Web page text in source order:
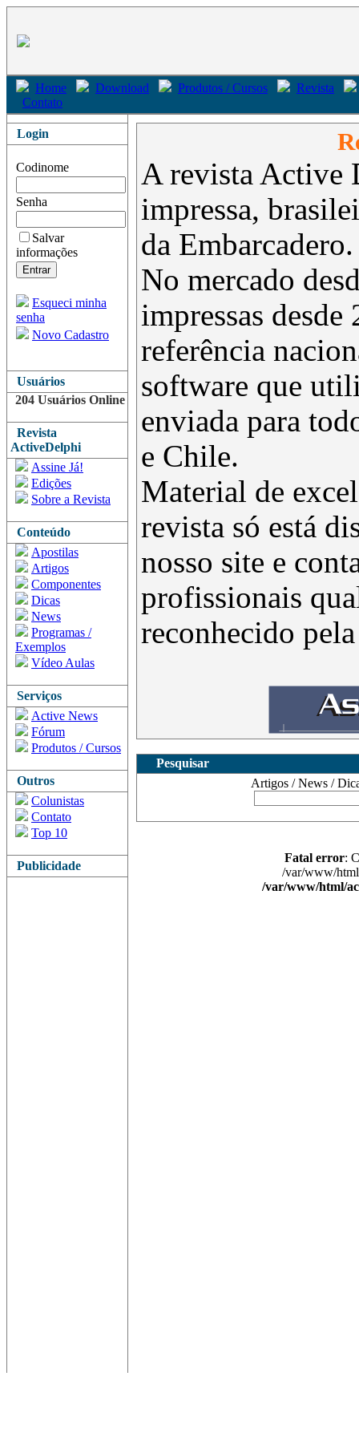
Home Download Produtos / Cursos
Revista
Contato
Login
Codinome
Senha
Salvar
informações
Esqueci minha
senha
Novo Cadastro
Usuários
204 Usuários Online
Revista
ActiveDelphi
Assine Já!
Edições
Sobre a Revista
Conteúdo
Apostilas
Artigos
Componentes
Dicas
News
Programas /
Exemplos
Vídeo Aulas
Serviços
Active News
Fórum
Produtos / Cursos
Outros
Colunistas
Contato
Top 10
Publicidade
A revista Active
impressa,
da Embarcadero.
No mercado
impressas
referência
software que
enviada para
e Chile.
Material de
revista só está
nosso site e
profissionais
reconhecido
Pesquisar
Artigos / News /
Fatal error:
/var/www/
/var/www/html/